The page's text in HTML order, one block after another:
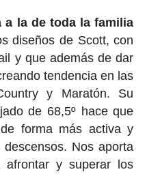
a la de toda la familia
diseños de Scott, con
y que además de dar
tendencia en las
y Maratón. Su
de 68,5º hace que
forma más activa y
Nos aporta
y superar los